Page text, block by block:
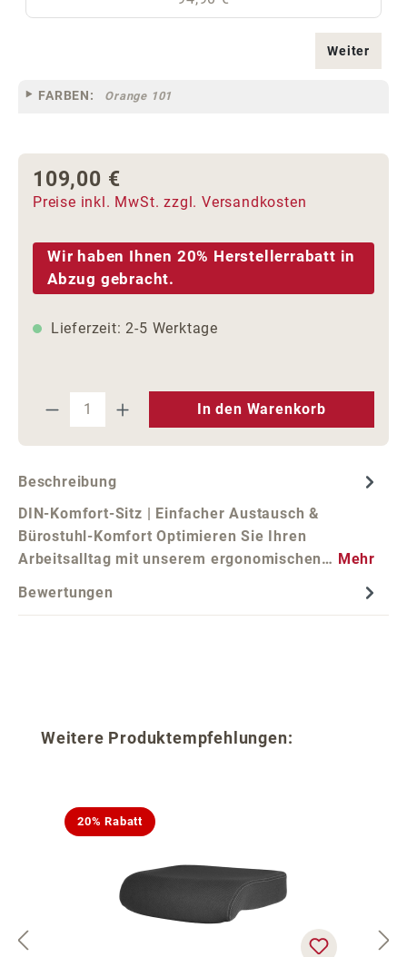
Weiter
FARBEN: Orange 101
Regulärer Preis:
109,00 €
Preise inkl. MwSt. zzgl. Versandkosten
Wir haben Ihnen 20% Herstellerrabatt in
Abzug gebracht.
Lieferzeit: 2-5 Werktage
Produkt Anzahl: Gib den
In den Warenkorb
Beschreibung
DIN-Komfort-Sitz | Einfacher Austausch &
Bürostuhl-Komfort Optimieren Sie Ihren
Arbeitsalltag mit unserem ergonomischen… Mehr
Bewertungen
Produktgalerie überspringen
Weitere Produktempfehlungen:
20% Rabatt